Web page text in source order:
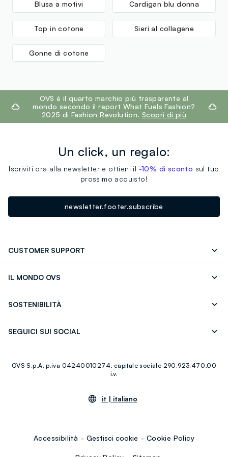
Blusa a motivi Cardigan blu donna
Top in cotone Sieri al collagene
Gonne di cotone
footer.ariatitleOVS è il quarto marchio più trasparente al
mondo secondo il report What Fuels Fashion?
2025 di Fashion Revolution. Scopri di più
Un click, un regalo:
Iscriviti ora alla newsletter e ottieni il -10% di sconto sul tuo
prossimo acquisto!
newsletter.footer.subscribe
CUSTOMER SUPPORT
IL MONDO OVS
Giftcard
SOSTENIBILITÀ
SEGUICI SUI SOCIAL
Youtube Linkedin
OVS S.p.A, p.iva 04240010274, capitale sociale 290.923.470,00
i.v.
it | italiano
Accessibilità Gestisci cookie Cookie Policy